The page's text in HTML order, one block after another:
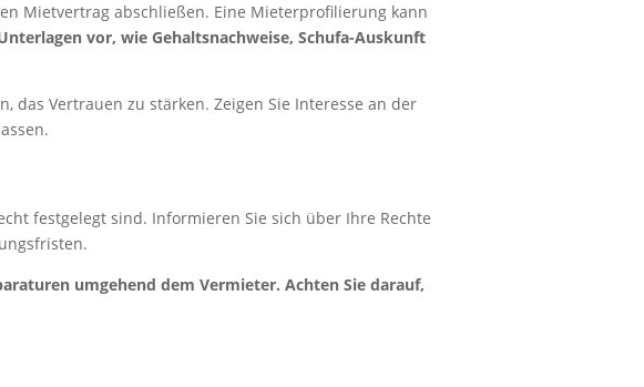
Mietvertrag abschließen. Eine Mieterprofilierung kann
vor, wie Gehaltsnachweise, Schufa-Auskunft
das Vertrauen zu stärken. Zeigen Sie Interesse an der
festgelegt sind. Informieren Sie sich über Ihre Rechte
umgehend dem Vermieter. Achten Sie darauf,